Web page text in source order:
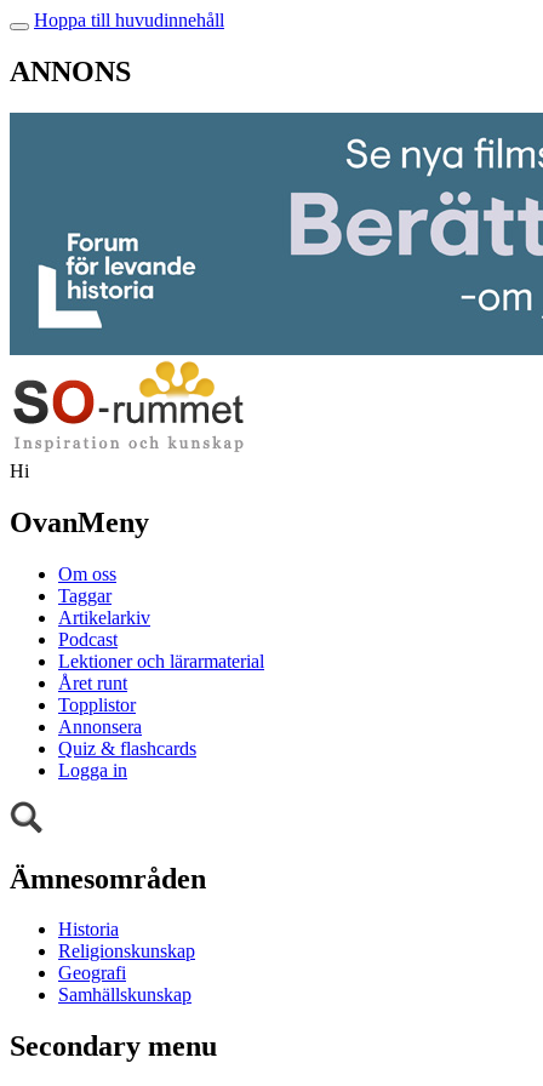
Hoppa till huvudinnehåll
ANNONS
Hi
OvanMeny
Om oss
Taggar
Artikelarkiv
Podcast
Lektioner och lärarmaterial
Året runt
Topplistor
Annonsera
Quiz & flashcards
Logga in
Ämnesområden
Historia
Religionskunskap
Geografi
Samhällskunskap
Secondary menu